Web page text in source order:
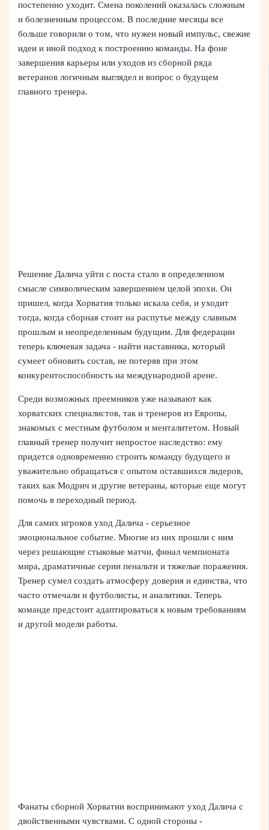
постепенно уходит. Смена поколений оказалась сложным
и болезненным процессом. В последние месяцы все
больше говорили о том, что нужен новый импульс, свежие
идеи и иной подход к построению команды. На фоне
завершения карьеры или уходов из сборной ряда
ветеранов логичным выглядел и вопрос о будущем
главного тренера.
Решение Далича уйти с поста стало в определенном
смысле символическим завершением целой эпохи. Он
пришел, когда Хорватия только искала себя, и уходит
тогда, когда сборная стоит на распутье между славным
прошлым и неопределенным будущим. Для федерации
теперь ключевая задача - найти наставника, который
сумеет обновить состав, не потеряв при этом
конкурентоспособность на международной арене.
Среди возможных преемников уже называют как
хорватских специалистов, так и тренеров из Европы,
знакомых с местным футболом и менталитетом. Новый
главный тренер получит непростое наследство: ему
придется одновременно строить команду будущего и
уважительно обращаться с опытом оставшихся лидеров,
таких как Модрич и другие ветераны, которые еще могут
помочь в переходный период.
Для самих игроков уход Далича - серьезное
эмоциональное событие. Многие из них прошли с ним
через решающие стыковые матчи, финал чемпионата
мира, драматичные серии пенальти и тяжелые поражения.
Тренер сумел создать атмосферу доверия и единства, что
часто отмечали и футболисты, и аналитики. Теперь
команде предстоит адаптироваться к новым требованиям
и другой модели работы.
Фанаты сборной Хорватии воспринимают уход Далича с
двойственными чувствами. С одной стороны -